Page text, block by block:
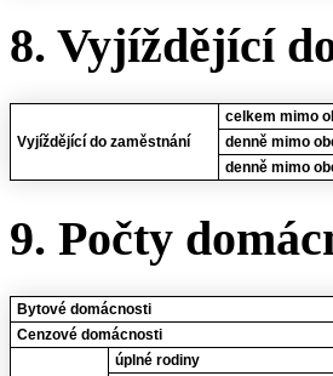
8. Vyjíždějící
Vyjíždějící do zaměstnání
celkem mimo
denně mimo
denně mimo
9. Počty
Bytové domácnosti
Cenzové domácnosti
úplné rodiny